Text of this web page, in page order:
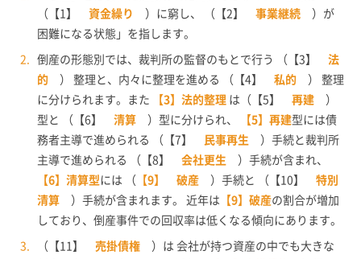
（【1】 資金繰り ）に窮し、 （【2】 事業継続 ）が
困難になる状態」を指します。
倒産の形態別では、裁判所の監督のもとで行う （【3】 法
的 ） 整理と、内々に整理を進める （【4】 私的 ） 整理
に分けられます。また
【3】法的整理 は（【5】 再建 ）
型と （【6】 清算 ）型に分けられ、 【5】再建型には債
務者主導で進められる （【7】
民事再生 ）手続と裁判所
主導で進められる （【8】 会社更生 ）手続が含まれ、
【6】清算型には （ 【9】 破産 ）手続と （【10】 特別
清算 ）手続が含まれます。 近年は 【9】破産の割合が増加
しており、倒産事件での回収率は低くなる傾向にあります。
（【11】 売掛債権 ）は 会社が持つ資産の中でも大きな